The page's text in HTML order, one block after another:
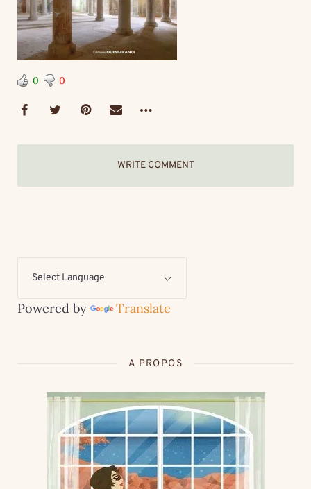
0 0
WRITE COMMENT
Powered by Translate
A PROPOS